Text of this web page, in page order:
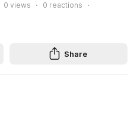
0 views 0 reactions
Share